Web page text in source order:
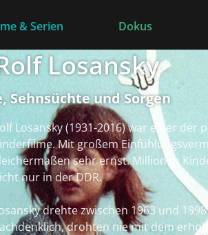
& Serien Dokus
Losansky
und Sorgen
Losansky (1931-2016) war einer
Mit großem
sehr ernst. Millionen
nur in der DDR.
drehte zwischen 1963 und
drohten nie mit dem